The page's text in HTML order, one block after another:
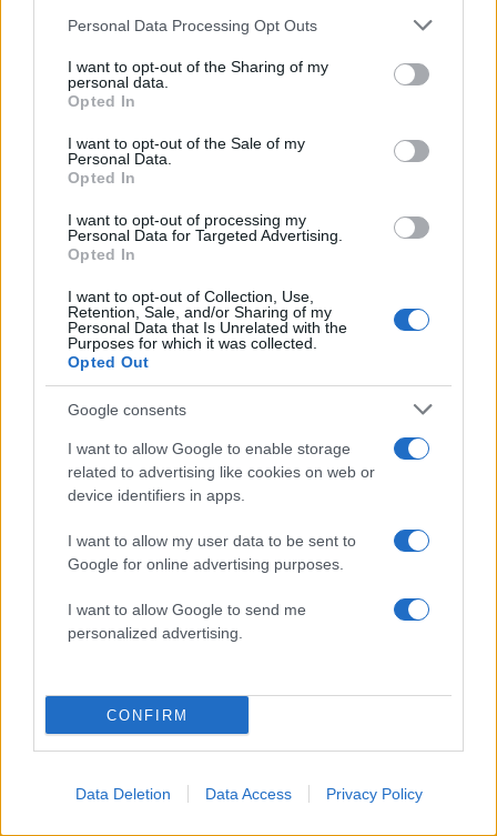
Please note that this website/app uses one or more Google
not limited to your visit or usage behaviour. You may click to
grant or deny consent to Google and its third-party tags to
use your data for below specified purposes in below Google
consent section.
Personal Data Processing Opt Outs
I want to opt-out of the Sharing of my
personal data.
Opted In
I want to opt-out of the Sale of my
Personal Data.
Opted In
I want to opt-out of processing my
Personal Data for Targeted Advertising.
Opted In
I want to opt-out of Collection, Use,
Retention, Sale, and/or Sharing of my
Personal Data that Is Unrelated with the
Purposes for which it was collected.
Opted Out
Google consents
I want to allow Google to enable storage
related to advertising like cookies on web or
device identifiers in apps.
I want to allow my user data to be sent to
Google for online advertising purposes.
I want to allow Google to send me
personalized advertising.
CONFIRM
Data Deletion Data Access Privacy Policy
Δείτε αυτή τη δημοσίευση στο Instagram.
Η δημοσίευση κοινοποιήθηκε από το χρήστη FORMULA 1® (@f1)
Καθυστέρηση Turbo